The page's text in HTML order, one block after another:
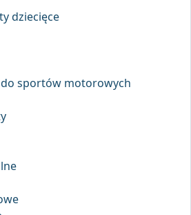
dziecięce
sportów motorowych